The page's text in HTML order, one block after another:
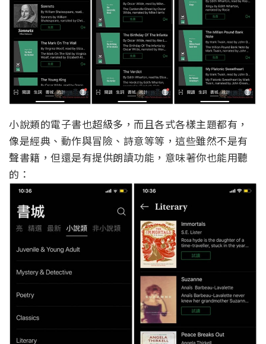
小說類的電子書也超級多，而且各式各樣主題都有，
像是經典、動作與冒險、詩意等等，這些雖然不是有
聲書籍，但還是有提供朗讀功能，意味著你也能用聽
的：